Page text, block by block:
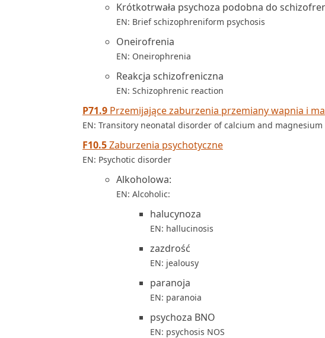
Krótkotrwała psychoza podobna do
EN: Brief schizophreniform psychosis
Oneirofrenia
EN: Oneirophrenia
Reakcja schizofreniczna
EN: Schizophrenic reaction
P71.9 Przemijające zaburzenia przemiany wapnia i
EN: Transitory neonatal disorder of calcium and
F10.5Zaburzenia psychotyczne
EN: Psychotic disorder
Alkoholowa:
EN: Alcoholic:
halucynoza
EN: hallucinosis
zazdrość
EN: jealousy
paranoja
EN: paranoia
psychoza BNO
EN: psychosis NOS